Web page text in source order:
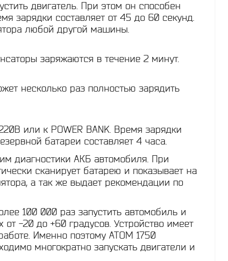
двигатель. При этом он способен
зарядки составляет от 45 до 60 секунд.
любой другой машины.
заряжаются в течение 2 минут.
несколько раз полностью зарядить
или к POWER BANK. Время зарядки
батареи составляет 4 часа.
диагностики АКБ автомобиля. При
сканирует батарею и показывает на
а так же выдает рекомендации по
100 000 раз запустить автомобиль и
-20 до +60 градусов. Устройство имеет
Именно поэтому ATOM 1750
многократно запускать двигатели и